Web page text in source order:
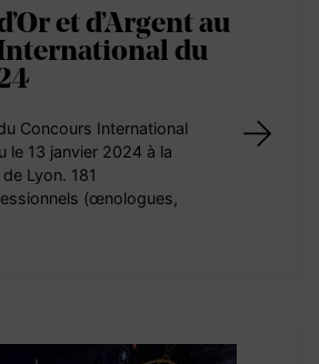
et d’Argent au
du
Concours International
le 13 janvier 2024 à la
Lyon. 181
(œnologues,